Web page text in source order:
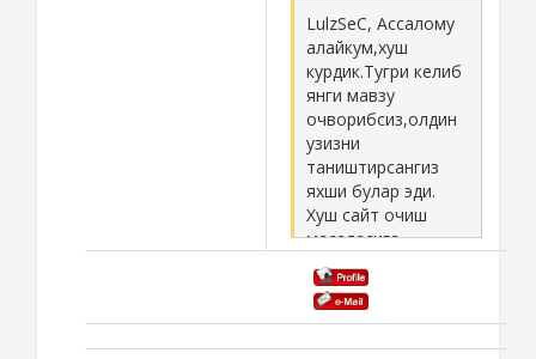
LulzSeC, Ассалому
алайкум,хуш
курдик.Тугри келиб
янги мавзу
очворибсиз,олдин
узизни
таништирсангиз
яхши булар эди.
Хуш сайт очиш
масаласига
келсам,очдим хам
дейлик
халкка нима бера